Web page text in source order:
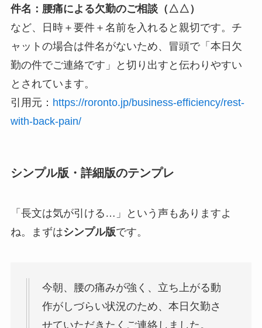
件名：腰痛による欠勤のご相談（△△）
など、日時＋要件＋名前を入れると親切です。チ
ャットの場合は件名がないため、冒頭で「本日欠
勤の件でご連絡です」と切り出すと伝わりやすい
とされています。
引用元： https://roronto.jp/business-efficiency/rest-
with-back-pain/
シンプル版・詳細版のテンプレ
「長文は気が引ける…」という声もありますよ
ね。まずはシンプル版です。
今朝、腰の痛みが強く、立ち上がる動
作がしづらい状況のため、本日欠勤さ
せていただきたくご連絡しました。